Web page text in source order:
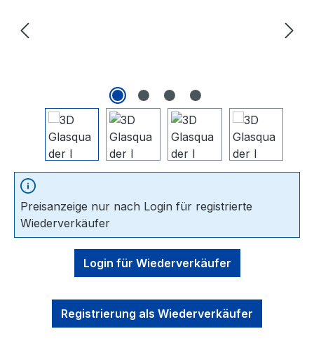
Preisanzeige nur nach Login für registrierte
Wiederverkäufer
Login für Wiederverkäufer
Registrierung als Wiederverkäufer